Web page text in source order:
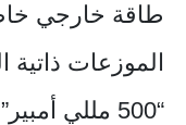
طاقة خارجي
الموزعات ذاتية
“500 مللي